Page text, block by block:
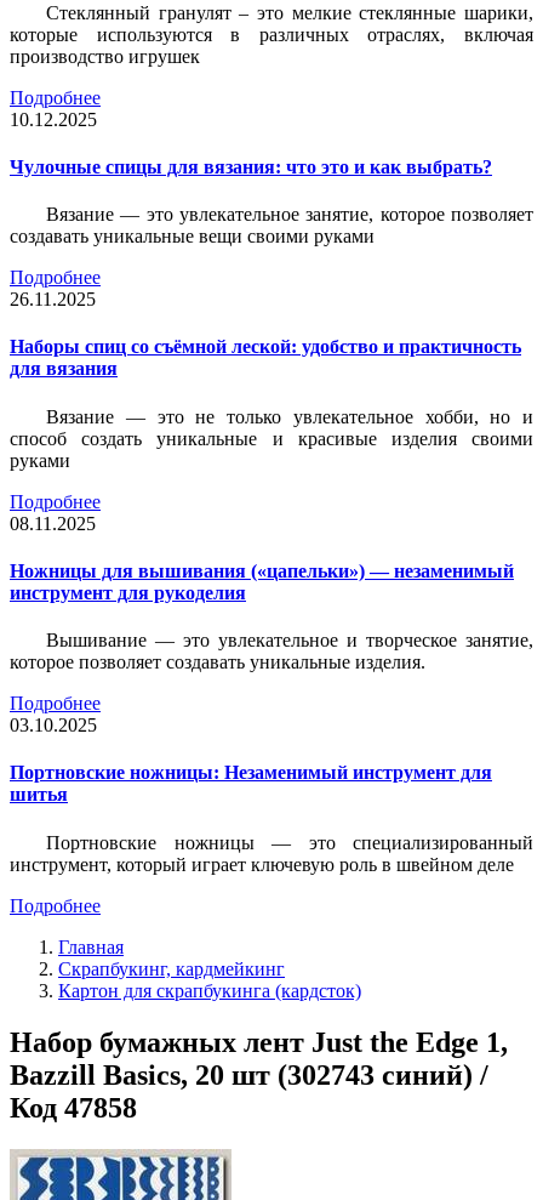
Стеклянный гранулят – это мелкие стеклянные шарики,
которые используются в различных отраслях, включая
производство игрушек
Подробнее
10.12.2025
Чулочные спицы для вязания: что это и как выбрать?
Вязание — это увлекательное занятие, которое позволяет
создавать уникальные вещи своими руками
Подробнее
26.11.2025
Наборы спиц со съёмной леской: удобство и практичность
для вязания
Вязание — это не только увлекательное хобби, но и
способ создать уникальные и красивые изделия своими
руками
Подробнее
08.11.2025
Ножницы для вышивания («цапельки») — незаменимый
инструмент для рукоделия
Вышивание — это увлекательное и творческое занятие,
которое позволяет создавать уникальные изделия.
Подробнее
03.10.2025
Портновские ножницы: Незаменимый инструмент для
шитья
Портновские ножницы — это специализированный
инструмент, который играет ключевую роль в швейном деле
Подробнее
Главная
Скрапбукинг, кардмейкинг
Картон для скрапбукинга (кардсток)
Набор бумажных лент Just the Edge 1,
Bazzill Basics, 20 шт (302743 синий) /
Код 47858